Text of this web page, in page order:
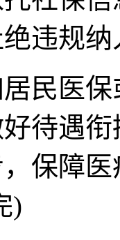
违规
医保
待遇
保障
)